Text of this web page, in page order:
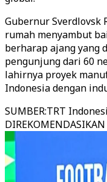
Gubernur Sverdlovsk
rumah menyambut
berharap ajang yang
pengunjung dari 60
lahirnya proyek
Indonesia dengan
SUMBER:TRT
DIREKOMENDASIKAN